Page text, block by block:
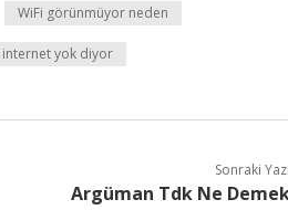
WiFi görünmüyor neden
internet yok diyor
Sonraki Yazı
Argüman Tdk Ne